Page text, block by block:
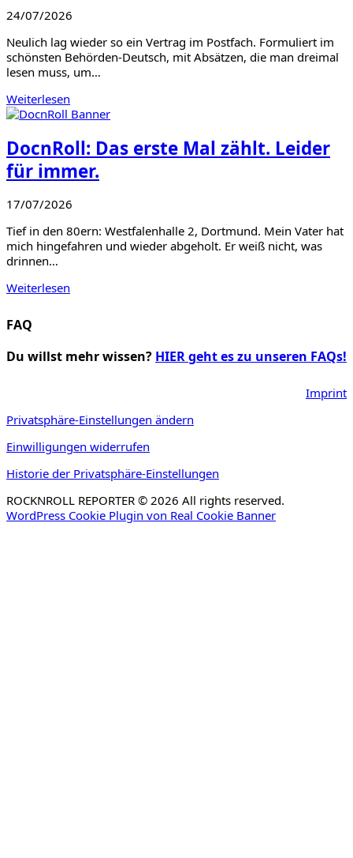
24/07/2026
Neulich lag wieder so ein Vertrag im Postfach. Formuliert im
schönsten Behörden-Deutsch, mit Absätzen, die man dreimal
lesen muss, um…
Weiterlesen
DocnRoll: Das erste Mal zählt. Leider
für immer.
17/07/2026
Tief in den 80ern: Westfalenhalle 2, Dortmund. Mein Vater hat
mich hingefahren und wieder abgeholt. Er weiß nicht, was
drinnen…
Weiterlesen
FAQ
Du willst mehr wissen? HIER geht es zu unseren FAQs!
Imprint
Privatsphäre-Einstellungen ändern
Einwilligungen widerrufen
Historie der Privatsphäre-Einstellungen
ROCKNROLL REPORTER © 2026 All rights reserved.
WordPress Cookie Plugin von Real Cookie Banner